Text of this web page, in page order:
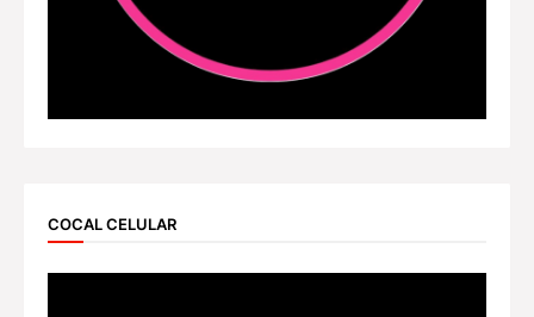
COCAL CELULAR